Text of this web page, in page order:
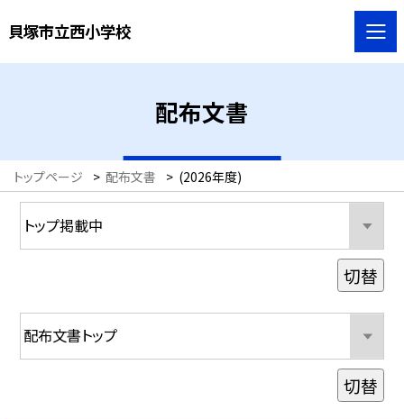
貝塚市立西小学校
配布文書
トップページ > 配布文書 > (2026年度)
切替
切替